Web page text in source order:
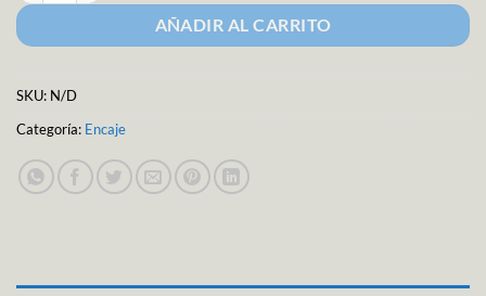
AÑADIR AL CARRITO
SKU: N/D
Categoría: Encaje